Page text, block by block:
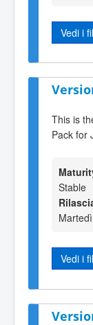
Vedi i
This is
Pack for
Stable
Vedi i